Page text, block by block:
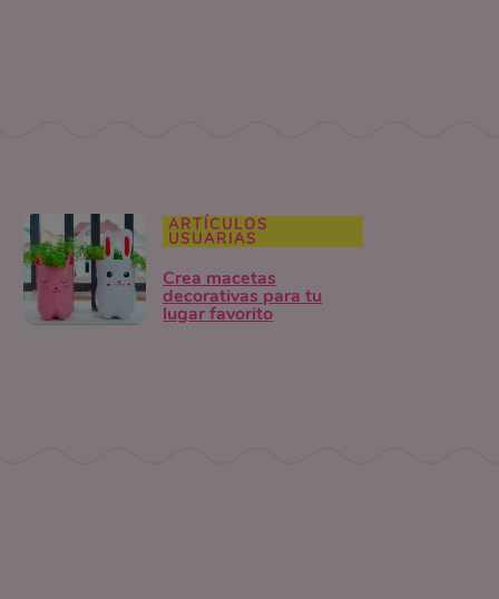
ARTÍCULOS
USUARIAS
Crea macetas
decorativas para tu
lugar favorito